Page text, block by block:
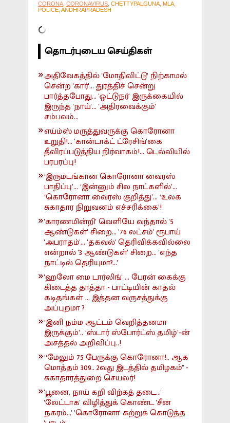
CORONA, CORONAVIRUS, CHETTYPALGUNA, MLA,
POLICE, ANDHRAPRADESH
தொடர்புடைய செய்திகள்
அதிவேகத்தில் 'மோதிவிட்டு' நிற்காமல்
சென்ற 'கார்'... துரத்திச் சென்று
பார்த்தபோது... 'ஒட்டுநர்' இருக்கையில்
இருந்த 'நாய்'... 'அதிரவைக்கும்'
சம்பவம்...
எய்ம்ஸ் மருத்துவருக்கு கொரோனா
உறுதி!... 'கான்டாக்ட் ட்ரேசிங்'கை
தீவிரப்படுத்திய நிர்வாகம்!... டெல்லியில்
பரபரப்பு!
‘இருமடங்கான கொரோனா வைரஸ்
பாதிப்பு’... ‘இன்னும் சில நாட்களில்’...
‘கொரோனா வைரஸ் குறித்து’... ‘உலக
சுகாதார நிறுவனம் எச்சரிக்கை’!
'காரணமின்றி' வெளியே வந்தால் '5
ஆண்டுகள்' சிறை... '76 லட்சம்' ரூபாய்
'அபராதம்'... 'தகவல்' தெரிவிக்கவில்லை
என்றால் '3 ஆண்டுகள்' சிறை... 'எந்த
நாட்டில் தெரியுமா?...'
'ஹலோ மை டார்லிங்' ... பேரன் கைக்கு
கிடைத்த தாத்தா - பாட்டியின் காதல்
கடிதங்கள் ... இத்தன வருசத்துக்கு
அப்புறமா ?
‘இனி நம்ம ஆட்டம் வெறித்தனமா
இருக்கும்’.. ‘ஸ்டார் ஸ்போர்ட்ஸ் தமிழ்’-ன்
அசத்தல் அறிவிப்பு..!
“மேலும் 75 பேருக்கு கொரோனா!.. ஆக
மொத்தம் 309.. 2வது இடத்தில் தமிழகம்" -
சுகாதாரத்துறை செயலர்!
'பூனை, நாய் கறி விற்கத் தடை...'
'லேட்டாக' விழித்துக் கொண்ட 'சீன
நகரம்...' 'கொரோனா' கற்றுக் கொடுத்த